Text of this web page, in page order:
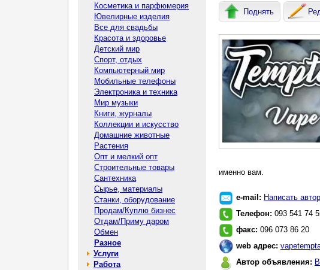
Косметика и парфюмерия
Ювелирные изделия
Все для свадьбы
Красота и здоровье
Детский мир
Спорт, отдых
Компьютерный мир
Мобильные телефоны
Электроника и техника
Мир музыки
Книги, журналы
Коллекции и искусство
Домашние животные
Растения
Опт и мелкий опт
Строительные товары
Сантехника
Сырье, материалы
Станки, оборудование
Продам/Куплю бизнес
Отдам/Приму даром
Обмен
Разное
Услуги
Работа
Поднять
именно вам.
e-mail: Написать
Телефон: 093 541 74
факс: 096 073 86 20
web адрес:
Автор объявления: